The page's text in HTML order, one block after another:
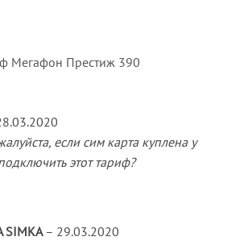
Мегафон Престиж 390
если сим карта куплена у
этот тариф?
SIMKA– 29.03.2020